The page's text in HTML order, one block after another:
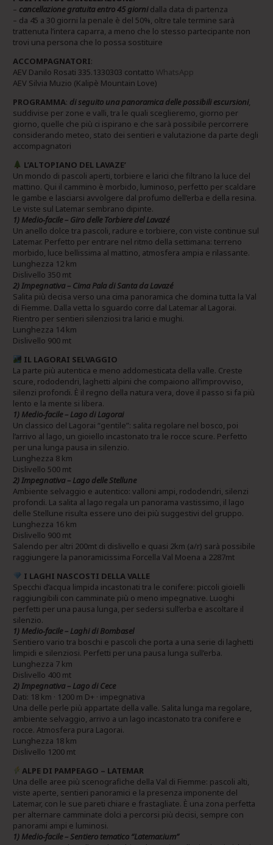
– cancellazione gratuita entro 45 giornidalla data di partenza
– da 45 a 30 giorni la penale è del 50%, oltre tale termine sarà
trattenuta l’intera caparra, a meno che lo stesso partecipante non
trovi una persona che lo possa sostituire
ACCOMPAGNATORI:
AEV Danilo Rosati 335.1330303 contatto WhatsApp
AEV Silvia Muzio (Kalipè Mountain Love)
PROGRAMMA: diseguito una panoramica delle possibili escursioni,
suddivise per zone e valli, tra le quali sceglieremo, giorno per
giorno, quelle che più ci ispirano e che sarà possibile percorrere
considerando meteo, stato dei sentieri e valutazione da parte degli
accompagnatori
L’ALTOPIANO DEL LAVAZE’
Un mondo di pascoli aperti, torbiere e larici che filtrano la luce del
mattino. Qui il cammino è morbido, luminoso, perfetto per scaldare
le gambe e lasciarsi avvolgere dal profumo dell’erba e della resina.
Le viste sul Latemar sembrano dipinte.
1) Medio‑facile – Giro delle Torbiere del Lavazé
Un anello dolce tra pascoli, radure e torbiere, con viste continue sul
Latemar. Perfetto per entrare nel ritmo della settimana: terreno
morbido, luce bellissima al mattino, atmosfera ampia e rilassante.
Lunghezza 12 km
Dislivello 350 mt
2) Impegnativa – Cima Pala di Santa da Lavazé
Salita più decisa verso una cima panoramica che domina tutta la Val
di Fiemme. Dalla vetta lo sguardo corre dal Latemar al Lagorai.
Rientro per sentieri silenziosi tra larici e mughi.
Lunghezza 14 km
Dislivello 900 mt
IL LAGORAI SELVAGGIO
La parte più autentica e meno addomesticata della valle. Creste
scure, rododendri, laghetti alpini che compaiono all’improvviso,
silenzi profondi. È il regno della natura vera, dove il passo si fa più
lento e la mente si libera.
1) Medio‑facile – Lago di Lagorai
Un classico del Lagorai “gentile”: salita regolare nel bosco, poi
l’arrivo al lago, un gioiello incastonato tra le rocce scure. Perfetto
per una lunga pausa in silenzio.
Lunghezza 8 km
Dislivello 500 mt
2) Impegnativa – Lago delle Stellune
Ambiente selvaggio e autentico: valloni ampi, rododendri, silenzi
profondi. La salita al lago regala un panorama vastissimo, il lago
delle Stellune risulta essere uno dei più suggestivi del gruppo.
Lunghezza 16 km
Dislivello 900 mt
Salendo per altri 200mt di dislivello e quasi 2km (a/r) sarà possibile
raggiungere la panoramicissima Forcella Val Moena a 2287mt
I LAGHI NASCOSTI DELLA VALLE
Specchi d’acqua limpida incastonati tra le conifere: piccoli gioielli
raggiungibili con camminate più o meno impegnative. Luoghi
perfetti per una pausa lunga, per sedersi sull’erba e ascoltare il
silenzio.
1) Medio‑facile – Laghi di Bombasel
Sentiero vario tra boschi e pascoli che porta a una serie di laghetti
limpidi e silenziosi. Perfetti per una pausa lunga sull’erba.
Lunghezza 7 km
Dislivello 400 mt
2) Impegnativa – Lago di Cece
Dati: 18 km · 1200 m D+ · impegnativa
Una delle perle più appartate della valle. Salita lunga ma regolare,
ambiente selvaggio, arrivo a un lago incastonato tra conifere e
rocce. Atmosfera pura Lagorai.
Lunghezza 18 km
Dislivello 1200 mt
ALPE DI PAMPEAGO – LATEMAR
Una delle aree più scenografiche della Val di Fiemme: pascoli alti,
viste aperte, sentieri panoramici e la presenza imponente del
Latemar, con le sue pareti chiare e frastagliate. È una zona perfetta
per alternare camminate dolci a percorsi più decisi, sempre con
panorami ampi e luminosi.
1) Medio‑facile – Sentiero tematico “Latemar.ium”